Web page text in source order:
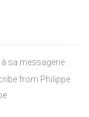
sa messagerie
from Philippe